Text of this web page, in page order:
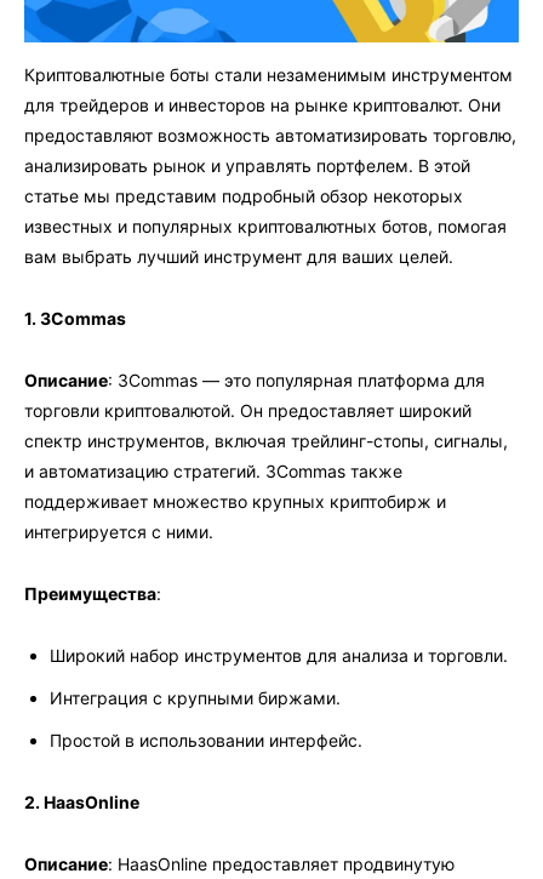
Криптовалютные боты стали незаменимым инструментом
для трейдеров и инвесторов на рынке криптовалют. Они
предоставляют возможность автоматизировать торговлю,
анализировать рынок и управлять портфелем. В этой
статье мы представим подробный обзор некоторых
известных и популярных криптовалютных ботов, помогая
вам выбрать лучший инструмент для ваших целей.
1. 3Commas
Описание: 3Commas — это популярная платформа для
торговли криптовалютой. Он предоставляет широкий
спектр инструментов, включая трейлинг-стопы, сигналы,
и автоматизацию стратегий. 3Commas также
поддерживает множество крупных криптобирж и
интегрируется с ними.
Преимущества:
Широкий набор инструментов для анализа и торговли.
Интеграция с крупными биржами.
Простой в использовании интерфейс.
2. HaasOnline
Описание: HaasOnline предоставляет продвинутую